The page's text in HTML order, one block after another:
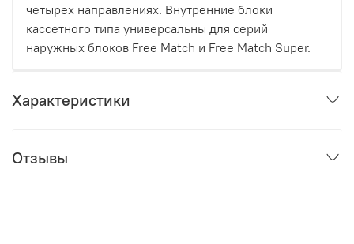
четырех направлениях. Внутренние блоки
кассетного типа универсальны для серий
наружных блоков Free Match и Free Match Super.
Характеристики
Отзывы